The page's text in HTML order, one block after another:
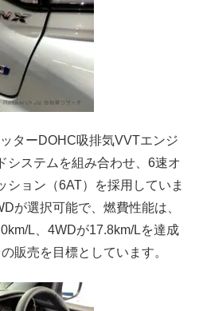
ターDOHC吸排気VVTエンジ
システムを組み合わせ、6速オ
ション（6AT）を採用していま
が選択可能で、燃費性能は、
L、4WDが17.8km/Lを達成
販売を目標としています。